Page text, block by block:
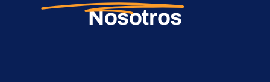
Nosotros